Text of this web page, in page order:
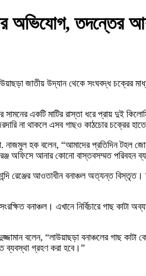
অভিযোগ, তদন্তের
জাতীয় উদ্যান থেকে সংঘবদ্ধ চক্রের
সামনের একটি মাটির রাস্তা ধরে প্রায় দুই
না থাকলে এসব গাছও কাঠচোর চক্রের
নাজমুল হক বলেন, “আমাদের প্রতিদিন
অফিসে আনার কোনো বাস্তবসম্মত পরিবহন
রেঞ্জের আওতাধীন বনাঞ্চল অত্যন্ত
বনাঞ্চল। এখানে নির্বিচারে গাছ কাটা
বলেন, “লাউয়াছড়া বনাঞ্চলের গাছ
ব্যবস্থা গ্রহণ করা হবে।”